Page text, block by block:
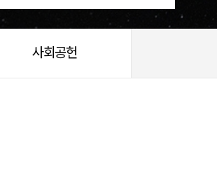
사회공헌